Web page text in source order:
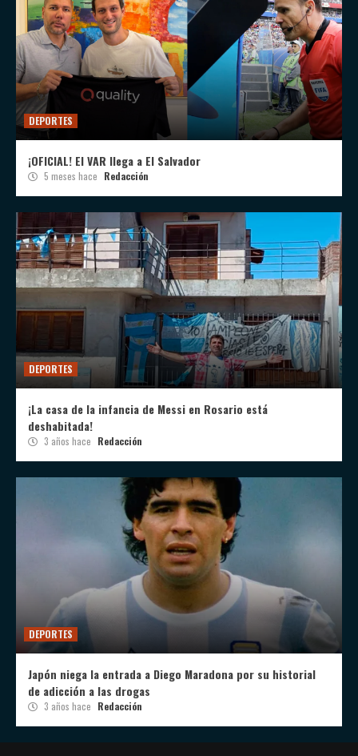
DEPORTES
¡OFICIAL! El VAR llega a El Salvador
5 meses hace Redacción
DEPORTES
¡La casa de la infancia de Messi en Rosario está
deshabitada!
3 años hace Redacción
DEPORTES
Japón niega la entrada a Diego Maradona por su historial
de adicción a las drogas
3 años hace Redacción